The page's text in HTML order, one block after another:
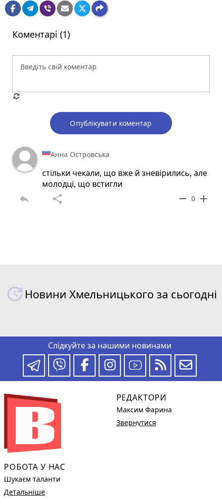
Коментарі (1)
Опублікувати коментар
Анна Островська
стільки чекали, що вже й зневірились, але
молодці, що встигли
reply share remove 0 add
Новини Хмельницького за сьогодні
Слідкуйте за нашими новинами
РОБОТА У НАС
Шукаєм таланти
Детальніше
РЕДАКТОРИ
Максим Фарина
Звернутися